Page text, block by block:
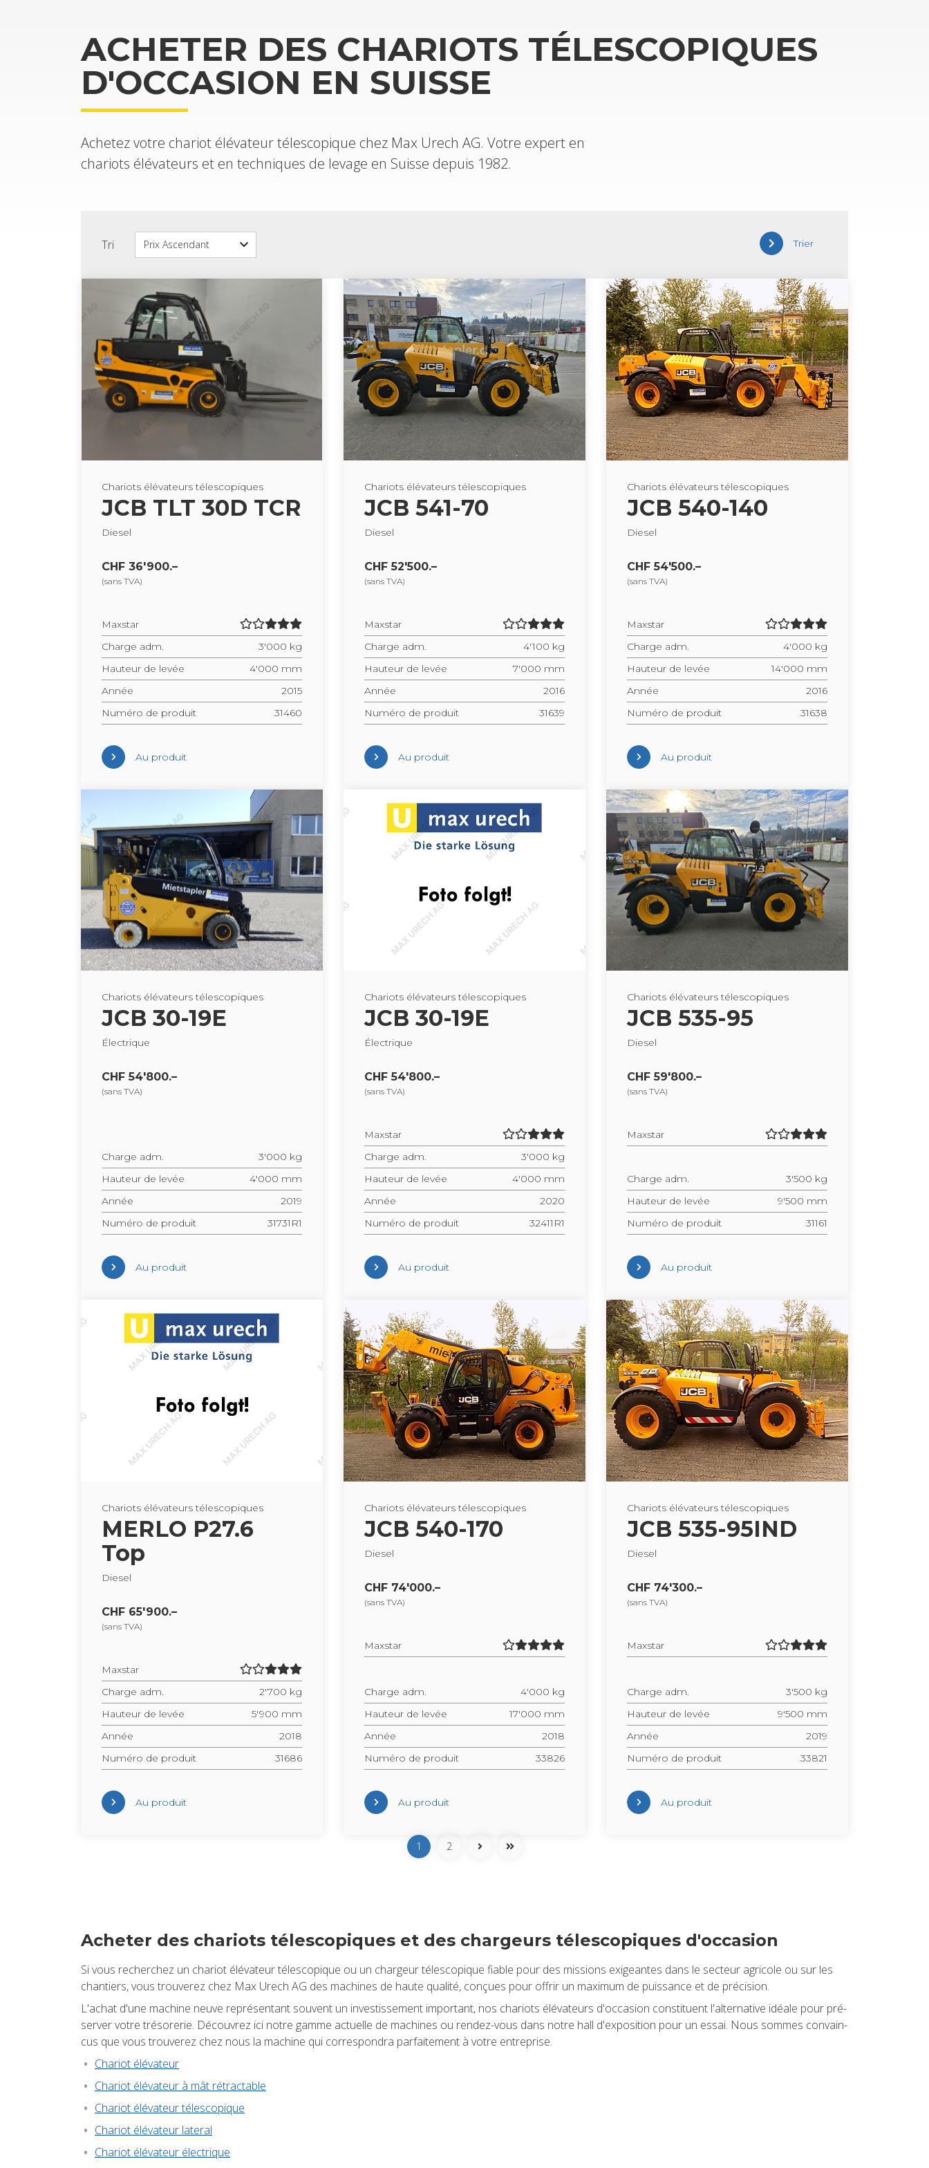
ACHE­TER DES CHA­RIOTS TÉLES­CO­PIQUES
D'OC­CA­SION EN SUISSE
Ache­tez votre cha­riot élé­va­teur téles­co­pique chez Max Urech AG. Votre expert en
cha­riots élé­va­teurs et en tech­niques de levage en Suisse depuis 1982.
Tri Trier
Cha­riots élé­va­teurs téles­co­piques
JCB TLT 30D TCR
Die­sel
CHF 36'900.–
(sans TVA)
Maxs­tar
Charge adm.
3'000 kg
Hau­teur de levée
4'000 mm
Année
2015
Numéro de pro­duit
31460
Au pro­duit
Cha­riots élé­va­teurs téles­co­piques
JCB 541-70
Die­sel
CHF 52'500.–
(sans TVA)
Maxs­tar
Charge adm.
4'100 kg
Hau­teur de levée
7'000 mm
Année
2016
Numéro de pro­duit
31639
Au pro­duit
Cha­riots élé­va­teurs téles­co­piques
JCB 540-140
Die­sel
CHF 54'500.–
(sans TVA)
Maxs­tar
Charge adm.
4'000 kg
Hau­teur de levée
14'000 mm
Année
2016
Numéro de pro­duit
31638
Au pro­duit
Cha­riots élé­va­teurs téles­co­piques
JCB 30-19E
Élec­trique
CHF 54'800.–
(sans TVA)
Charge adm.
3'000 kg
Hau­teur de levée
4'000 mm
Année
2019
Numéro de pro­duit
31731R1
Au pro­duit
Cha­riots élé­va­teurs téles­co­piques
JCB 30-19E
Élec­trique
CHF 54'800.–
(sans TVA)
Maxs­tar
Charge adm.
3'000 kg
Hau­teur de levée
4'000 mm
Année
2020
Numéro de pro­duit
32411R1
Au pro­duit
Cha­riots élé­va­teurs téles­co­piques
JCB 535-95
Die­sel
CHF 59'800.–
(sans TVA)
Maxs­tar
Charge adm.
3'500 kg
Hau­teur de levée
9'500 mm
Numéro de pro­duit
31161
Au pro­duit
Cha­riots élé­va­teurs téles­co­piques
MERLO P27.6
Top
Die­sel
CHF 65'900.–
(sans TVA)
Maxs­tar
Charge adm.
2'700 kg
Hau­teur de levée
5'900 mm
Année
2018
Numéro de pro­duit
31686
Au pro­duit
Cha­riots élé­va­teurs téles­co­piques
JCB 540-170
Die­sel
CHF 74'000.–
(sans TVA)
Maxs­tar
Charge adm.
4'000 kg
Hau­teur de levée
17'000 mm
Année
2018
Numéro de pro­duit
33826
Au pro­duit
Cha­riots élé­va­teurs téles­co­piques
JCB 535-95IND
Die­sel
CHF 74'300.–
(sans TVA)
Maxs­tar
Charge adm.
3'500 kg
Hau­teur de levée
9'500 mm
Année
2019
Numéro de pro­duit
33821
Au pro­duit
Pagi­na­tion
1 2
Sui­vant Page sui­vante
Fin Der­nière page
Ache­ter des cha­riots téles­co­piques et des char­geurs téles­co­piques d'oc­ca­sion
Si vous recher­chez un cha­riot élé­va­teur téles­co­pique ou un char­geur téles­co­pique fiable pour des mis­sions exi­geantes dans le sec­teur agri­cole ou sur les
chan­tiers, vous trou­ve­rez chez Max Urech AG des machines de haute qua­lité, conçues pour offrir un maxi­mum de puis­sance et de pré­ci­sion.
L'achat d'une machine neuve repré­sen­tant sou­vent un inves­tis­se­ment impor­tant, nos cha­riots élé­va­teurs d'oc­ca­sion consti­tuent l'al­ter­na­tive idéale pour pré­
ser­ver votre tré­so­re­rie. Décou­vrez ici notre gamme actuelle de machines ou ren­dez-vous dans notre hall d'ex­po­si­tion pour un essai. Nous sommes convain­
cus que vous trou­ve­rez chez nous la machine qui cor­res­pon­dra par­fai­te­ment à votre entre­prise.
Cha­riot élé­va­teur
Cha­riot élé­va­teur à mât rétrac­table
Cha­riot élé­va­teur téles­co­pique
Cha­riot élé­va­teur late­ral
Cha­riot élé­va­teur élec­trique